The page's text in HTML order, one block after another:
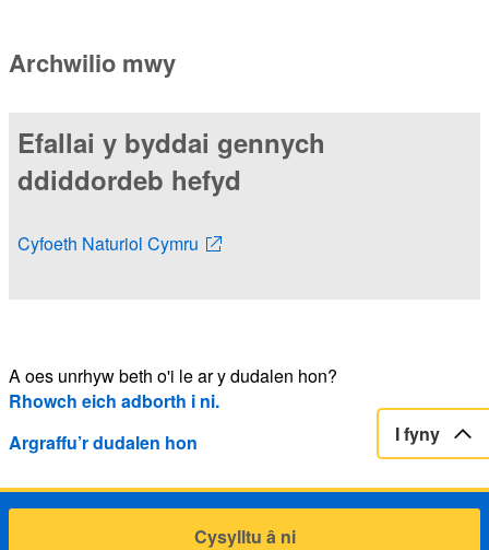
Archwilio mwy
Efallai y byddai gennych
ddiddordeb hefyd
Cyfoeth Naturiol Cymru
A oes unrhyw beth o'i le ar y dudalen hon?
Rhowch eich adborth i ni.
Argraffu’r dudalen hon
I fyny
Cysylltu â ni